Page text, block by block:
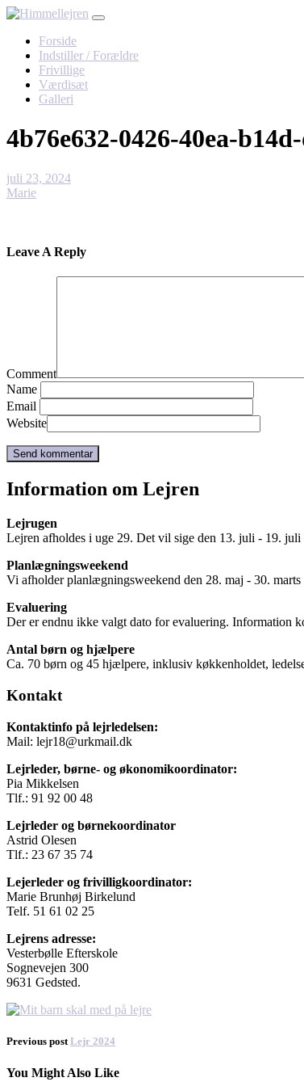
Skip
contentForside
Indstiller / Forældre
Frivillige
Værdisæt
Galleri
4b76e632-0426-40ea-
juli 23, 2024
Marie
Leave A Reply
Comment
Name
Email
Website
Information om Lejren
Lejrugen
Lejren afholdes i uge 29. Det vil sige den 13. juli - 19.
Planlægningsweekend
Vi afholder planlægningsweekend den 28. maj - 30.
Evaluering
Der er endnu ikke valgt dato for evaluering. Information
Antal børn og hjælpere
Ca. 70 børn og 45 hjælpere, inklusiv køkkenholdet,
Kontakt
Kontaktinfo på lejrledelsen:
Mail: lejr18@urkmail.dk
Lejrleder, børne- og økonomikoordinator:
Pia Mikkelsen
Tlf.: 91 92 00 48
Lejrleder og børnekoordinator
Astrid Olesen
Tlf.: 23 67 35 74
Lejerleder og frivilligkoordinator:
Marie Brunhøj Birkelund
Telf. 51 61 02 25
Lejrens adresse:
Vesterbølle Efterskole
Sognevejen 300
9631 Gedsted.
Previous post Lejr 2024
You Might Also Like